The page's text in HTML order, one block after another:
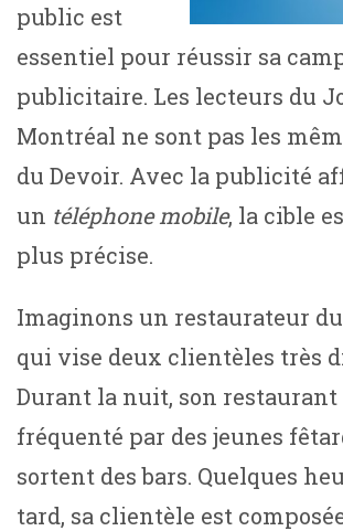
public est
essentiel pour réussir sa
publicitaire. Les lecteurs du
Montréal ne sont pas les
du Devoir. Avec la publicité
un téléphone mobile, la cible
plus précise.
Imaginons un restaurateur
qui vise deux clientèles très
Durant la nuit, son restaurant
fréquenté par des jeunes
sortent des bars. Quelques
tard, sa clientèle est